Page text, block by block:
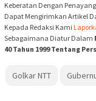
Keberatan Dengan
Dapat Mengirimkan Artikel
Kepada Redaksi Kami
Sebagaimana Diatur Dalam
40 Tahun 1999 Tentang
Golkar NTT